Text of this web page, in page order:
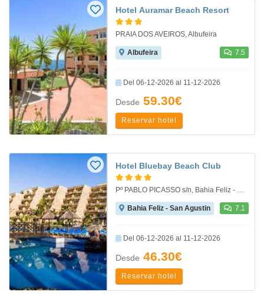
Hotel Auramar Beach Resort
PRAIA DOS AVEIROS, Albufeira
Albufeira 7.5
Del 06-12-2026 al 11-12-2026
Desde 59.30€
Reservar hotel
Hotel Bluebay Beach Club
Pº PABLO PICASSO s/n, Bahia Feliz - San Agustin
Bahia Feliz - San Agustin 7.1
Del 06-12-2026 al 11-12-2026
Desde 46.30€
Reservar hotel